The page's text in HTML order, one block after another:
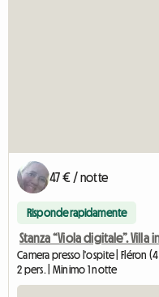
47 € / notte
Risponde rapidamente
Stanza “Viola digitale”. Villa
Camera presso l'ospite | Fléron
2 pers. | Minimo 1 notte